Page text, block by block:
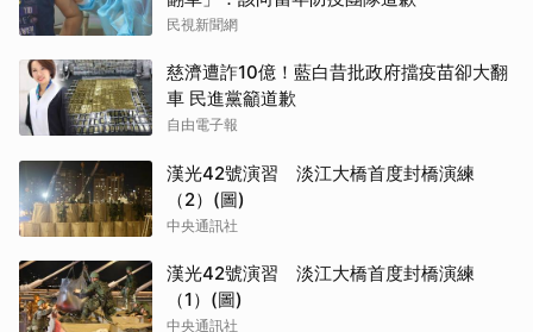
民視新聞網
慈濟遭詐10億！藍白昔批政府擋疫苗卻大翻
車 民進黨籲道歉
自由電子報
漢光42號演習 淡江大橋首度封橋演練
（2）(圖)
中央通訊社
漢光42號演習 淡江大橋首度封橋演練
（1）(圖)
中央通訊社